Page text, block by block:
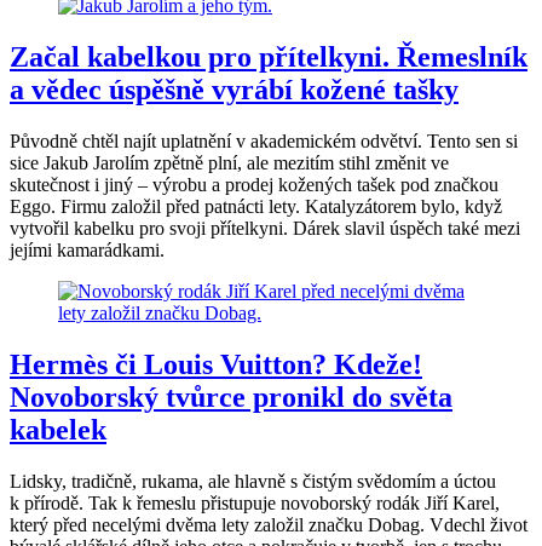
Začal kabelkou pro přítelkyni. Řemeslník
a vědec úspěšně vyrábí kožené tašky
Původně chtěl najít uplatnění v akademickém odvětví. Tento sen si
sice Jakub Jarolím zpětně plní, ale mezitím stihl změnit ve
skutečnost i jiný – výrobu a prodej kožených tašek pod značkou
Eggo. Firmu založil před patnácti lety. Katalyzátorem bylo, když
vytvořil kabelku pro svoji přítelkyni. Dárek slavil úspěch také mezi
jejími kamarádkami.
Hermès či Louis Vuitton? Kdeže!
Novoborský tvůrce pronikl do světa
kabelek
Lidsky, tradičně, rukama, ale hlavně s čistým svědomím a úctou
k přírodě. Tak k řemeslu přistupuje novoborský rodák Jiří Karel,
který před necelými dvěma lety založil značku Dobag. Vdechl život